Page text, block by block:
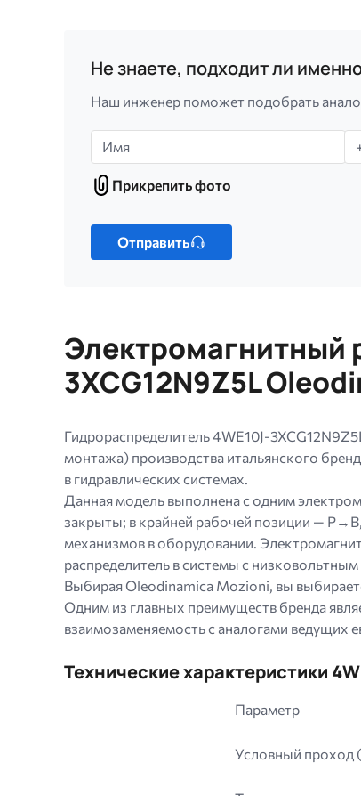
Не знаете, подходит ли
Наш инженер поможет подобрать
Имя
Прикрепить
Прикрепить фото
один
файл.
Допустимые
gif
Отправить
Электромагнитный
3XCG12N9Z5L
Гидрораспределитель 4WE10J-
монтажа) производства итальянского
в гидравлических системах.
Данная модель выполнена с одним
закрыты; в крайней рабочей позиции —
механизмов в оборудовании.
распределитель в системы с
Выбирая Oleodinamica Mozioni, вы
Одним из главных преимуществ бренда
взаимозаменяемость с аналогами ведущих
Технические характеристики
Параметр
Условный проход